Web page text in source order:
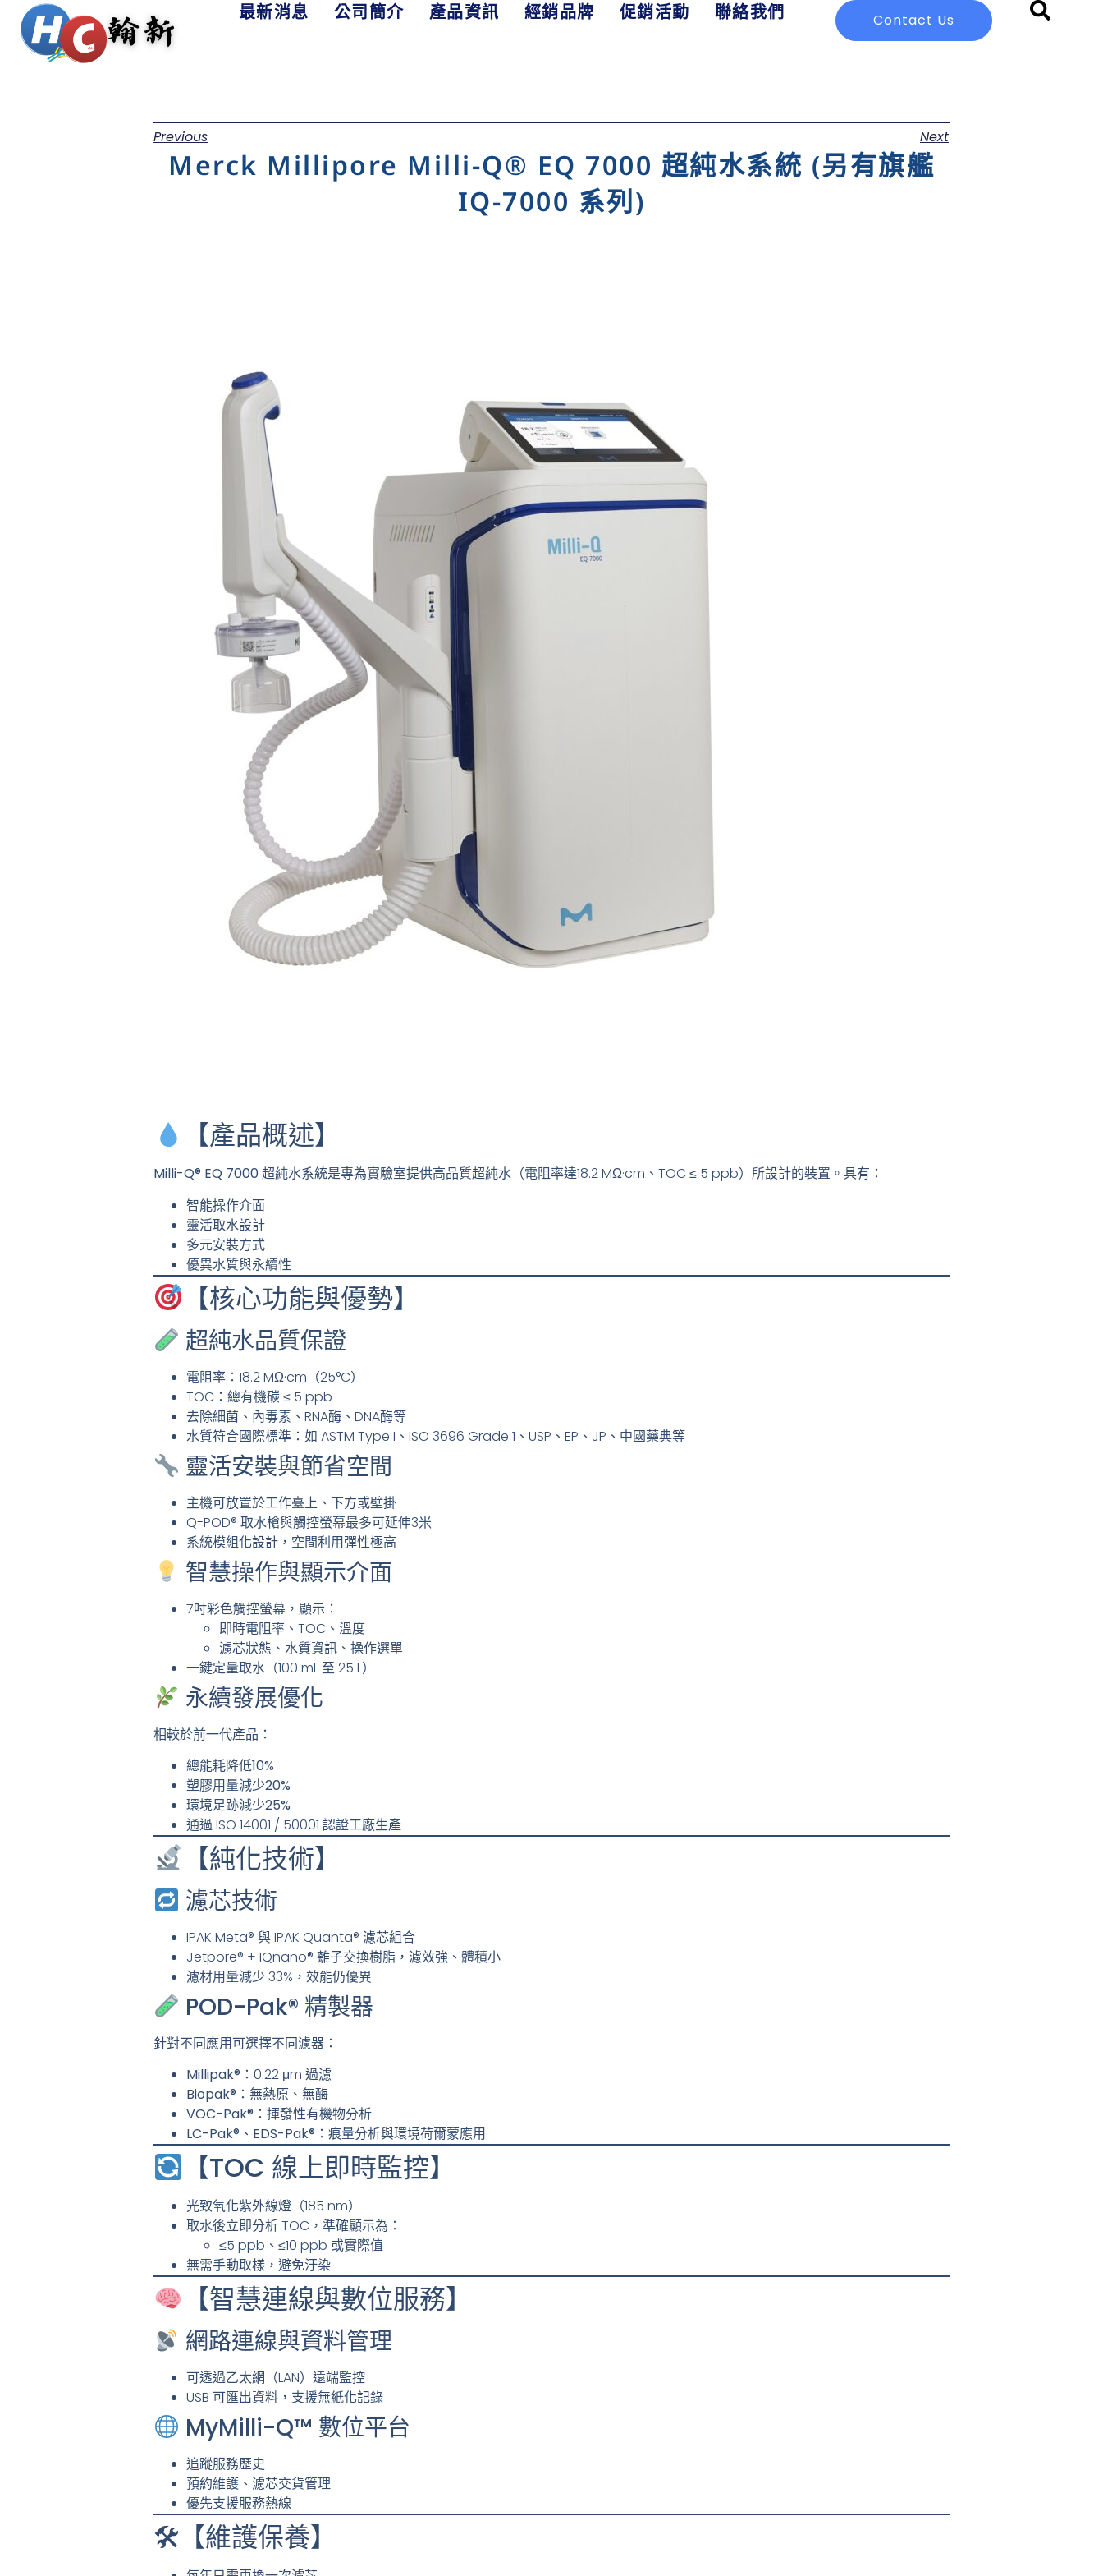
最新消息 公司簡介 產品資訊 經銷品牌 促銷活動 聯絡我們 Contact Us
Previous Next
Merck Millipore Milli-Q® EQ 7000 超純水系統 (另有旗艦
IQ-7000 系列)
【產品概述】
Milli-Q® EQ 7000 超純水系統是專為實驗室提供高品質超純水（電阻率達18.2 MΩ·cm、TOC ≤ 5 ppb）所設計的裝置。具有：
智能操作介面
靈活取水設計
多元安裝方式
優異水質與永續性
【核心功能與優勢】
超純水品質保證
電阻率：18.2 MΩ·cm（25°C）
TOC：總有機碳 ≤ 5 ppb
去除細菌、內毒素、RNA酶、DNA酶等
水質符合國際標準：如 ASTM Type I、ISO 3696 Grade 1、USP、EP、JP、中國藥典等
靈活安裝與節省空間
主機可放置於工作臺上、下方或壁掛
Q-POD® 取水槍與觸控螢幕最多可延伸3米
系統模組化設計，空間利用彈性極高
智慧操作與顯示介面
7吋彩色觸控螢幕，顯示：
即時電阻率、TOC、溫度
濾芯狀態、水質資訊、操作選單
一鍵定量取水（100 mL 至 25 L）
永續發展優化
相較於前一代產品：
總能耗降低10%
塑膠用量減少20%
環境足跡減少25%
通過 ISO 14001 / 50001 認證工廠生產
【純化技術】
濾芯技術
IPAK Meta® 與 IPAK Quanta® 濾芯組合
Jetpore® + IQnano® 離子交換樹脂，濾效強、體積小
濾材用量減少 33%，效能仍優異
POD-Pak® 精製器
針對不同應用可選擇不同濾器：
Millipak® ：0.22 μm 過濾
Biopak® ：無熱原、無酶
VOC-Pak® ：揮發性有機物分析
LC-Pak®、EDS-Pak® ：痕量分析與環境荷爾蒙應用
【TOC 線上即時監控】
光致氧化紫外線燈（185 nm）
取水後立即分析 TOC，準確顯示為：
≤5 ppb、≤10 ppb 或實際值
無需手動取樣，避免汙染
【智慧連線與數位服務】
網路連線與資料管理
可透過乙太網（LAN）遠端監控
USB 可匯出資料，支援無紙化記錄
MyMilli-Q™ 數位平台
追蹤服務歷史
預約維護、濾芯交貨管理
優先支援服務熱線
🛠【維護保養】